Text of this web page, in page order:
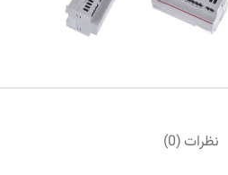
نظرات (0)